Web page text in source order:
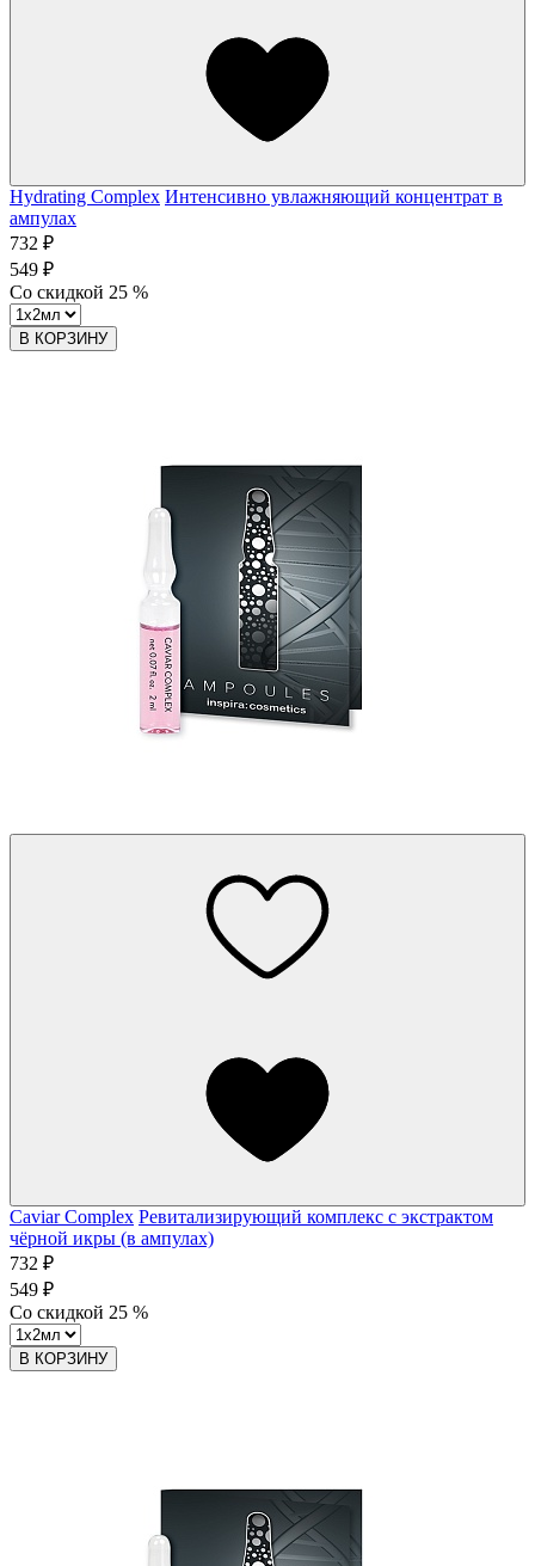
Hydrating Complex Интенсивно увлажняющий концентрат в
ампулах
732 ₽
549 ₽
Со скидкой 25 %
В КОРЗИНУ
Caviar Complex Ревитализирующий комплекс с экстрактом
чёрной икры (в ампулах)
732 ₽
549 ₽
Со скидкой 25 %
В КОРЗИНУ